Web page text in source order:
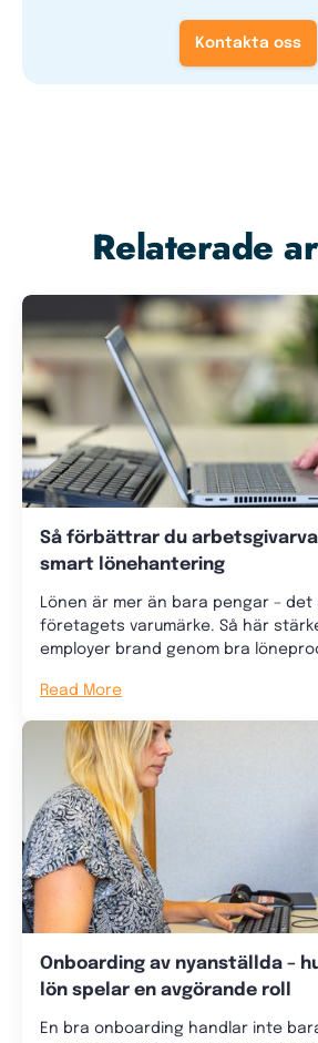
Kontakta oss
Relaterade
Så förbättrar du
smart lönehantering
Lönen är mer än bara pengar – det
företagets varumärke. Så här
employer brand genom bra
Read More
Onboarding av nyanställda –
lön spelar en avgörande roll
En bra onboarding handlar inte